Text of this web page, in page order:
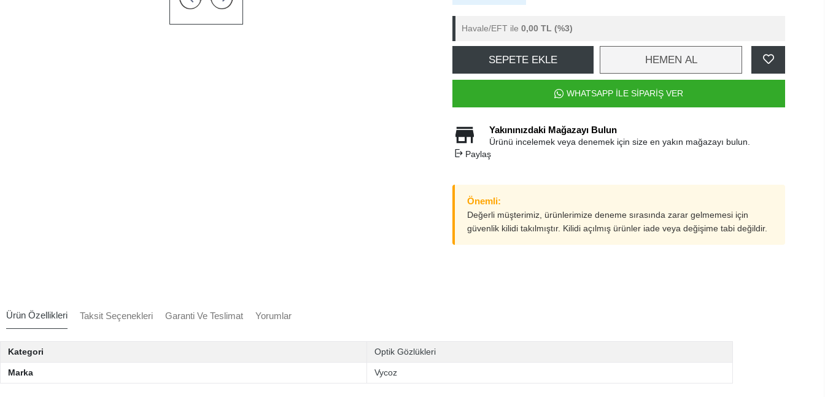
Havale/EFT ile 0,00 TL (%3)
SEPETE EKLE HEMEN AL
WHATSAPP İLE SİPARİŞ VER
Yakınınızdaki Mağazayı Bulun
Ürünü incelemek veya denemek için size en yakın mağazayı bulun.
Paylaş
Önemli:
Değerli müşterimiz, ürünlerimize deneme sırasında zarar gelmemesi için
güvenlik kilidi takılmıştır. Kilidi açılmış ürünler iade veya değişime tabi değildir.
Ürün Özellikleri Taksit Seçenekleri Garanti Ve Teslimat Yorumlar
Kategori Optik Gözlükleri
Marka Vycoz